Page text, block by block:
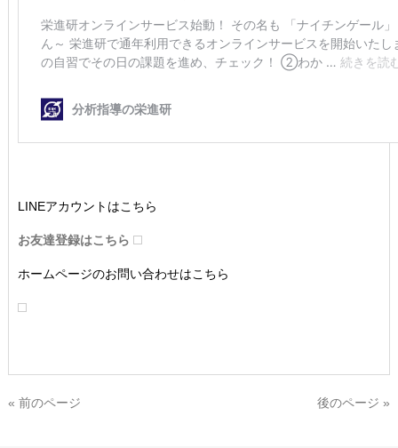
LINEアカウントはこちら
お友達登録はこちら
ホームページのお問い合わせはこちら
« 前のページ 後のページ »